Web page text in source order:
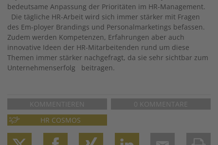
bedeutsame Anpassung der Prioritäten im HR-Management.
Die tägliche HR-Arbeit wird sich immer stärker mit Fragen
des Em-ployer Brandings und Personalmarketings befassen.
Zudem werden Kompetenzen, Erfahrungen aber auch
innovative Ideen der HR-Mitarbeitenden rund um diese
Themen immer stärker nachgefragt, da sie sehr sichtbar zum
Unternehmenserfolg beitragen.
KOMMENTIEREN
0 KOMMENTARE
HR COSMOS